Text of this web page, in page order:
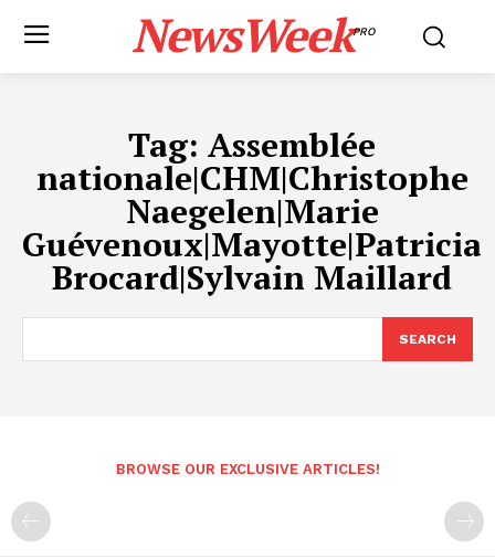
NewsWeekPRO
Tag: Assemblée
nationale|CHM|Christophe
Naegelen|Marie
Guévenoux|Mayotte|Patricia
Brocard|Sylvain Maillard
SEARCH
BROWSE OUR EXCLUSIVE ARTICLES!